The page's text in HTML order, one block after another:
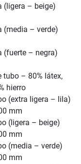
(ligera – beige)
(media – verde)
(fuerte – negra)
tubo – 80% látex,
hierro
(extra ligera – lila)
mm
(ligera – beige)
mm
(media – verde)
mm